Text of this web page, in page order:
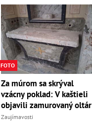
FOTO
Za múrom sa skrýval
vzácny poklad: V kaštieli
objavili zamurovaný oltár
Zaujímavosti